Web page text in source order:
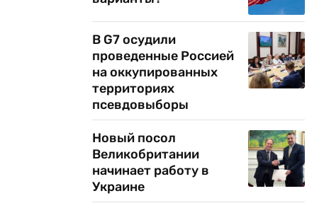
В G7 осудили
проведенные Россией
на оккупированных
территориях
псевдовыборы
Новый посол
Великобритании
начинает работу в
Украине